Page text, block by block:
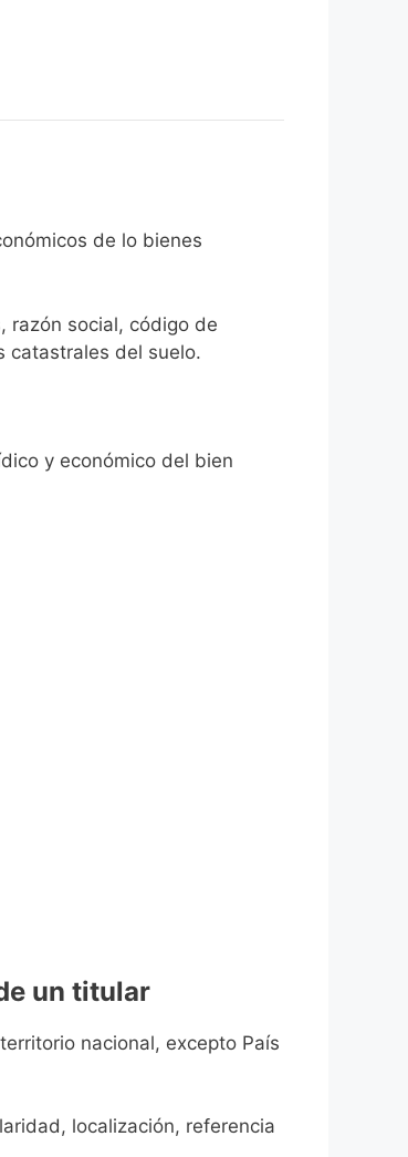
de lo bienes
razón social, código de
catastrales del suelo.
y económico del bien
un titular
nacional, excepto País
localización, referencia